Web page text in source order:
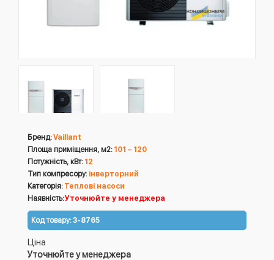
Бренд:Vaillant
Площа приміщення, м2: 101 – 120
Потужність, кВт: 12
Тип компресору: інверторний
Категорія: Теплові насоси
Наявність:Уточнюйте у менеджера
Код товару:3-8765
Ціна
Уточнюйте у менеджера